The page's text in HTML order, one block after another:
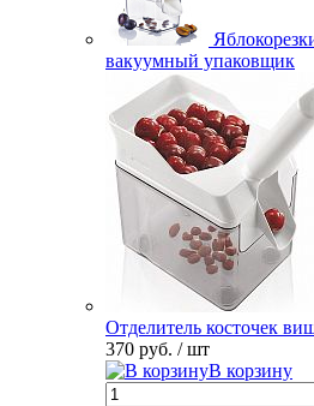
вакуумный упаковщик
Отделитель косточек
370 руб. / шт
В корзину